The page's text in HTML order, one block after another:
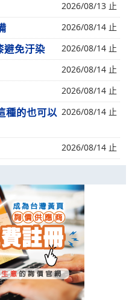
2026/08/13 止
2026/08/14 止
免汙染 2026/08/14 止
2026/08/14 止
2026/08/14 止
種的也可以 2026/08/14 止
2026/08/14 止